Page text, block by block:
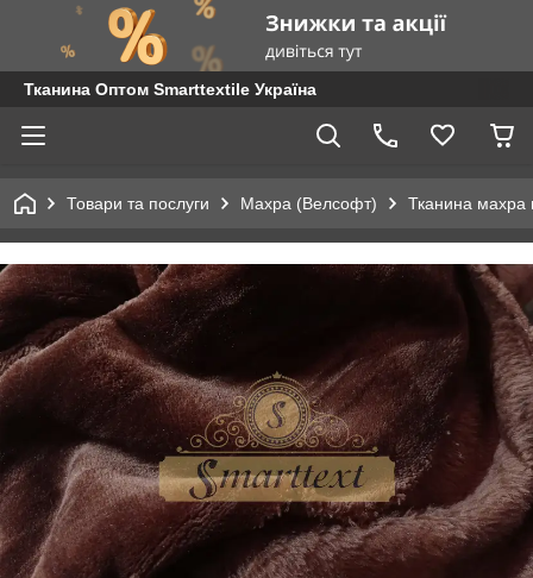
Тканина Оптом Smarttextile Україна
Товари та послуги Махра (Велсофт) Тканина махра